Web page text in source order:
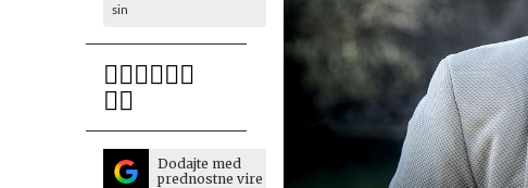
sin
Dodajte med
prednostne vire